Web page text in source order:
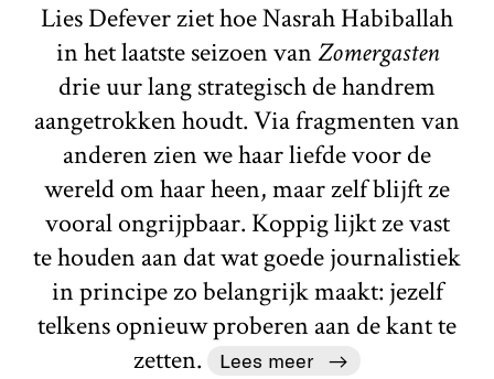
Lies Defever ziet hoe Nasrah Habiballah
in het laatste seizoen vanZomergasten
drie uur lang strategisch de handrem
aangetrokken houdt. Via fragmenten van
anderen zien we haar liefde voor de
wereld om haar heen, maar zelf blijft ze
vooral ongrijpbaar. Koppig lijkt ze vast
te houden aan dat wat goede journalistiek
in principe zo belangrijk maakt: jezelf
telkens opnieuw proberen aan de kant te
zetten.
Lees meer